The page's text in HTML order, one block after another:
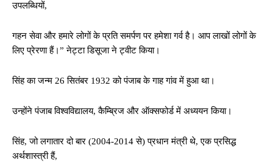
उपलब्धियों,
गहन सेवा और हमारे लोगों के प्रति समर्पण पर हमेशा गर्व है। आप लाखों लोगों के
लिए प्रेरणा हैं।” नेट्टा डिसूजा ने ट्वीट किया।
सिंह का जन्म 26 सितंबर 1932 को पंजाब के गाह गांव में हुआ था।
उन्होंने पंजाब विश्वविद्यालय, कैम्ब्रिज और ऑक्सफोर्ड में अध्ययन किया।
सिंह, जो लगातार दो बार (2004-2014 से) प्रधान मंत्री थे, एक प्रसिद्ध
अर्थशास्त्री हैं,